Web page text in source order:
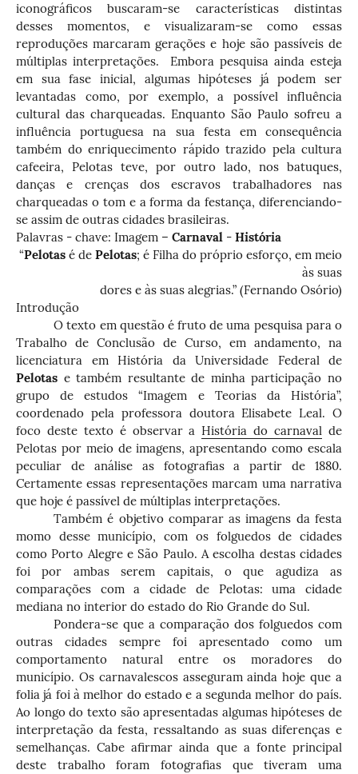
iconográficos buscaram-se características distintas
desses momentos, e visualizaram-se como essas
reproduções marcaram gerações e hoje são passíveis de
múltiplas interpretações. Embora pesquisa ainda esteja
em sua fase inicial, algumas hipóteses já podem ser
levantadas como, por exemplo, a possível influência
cultural das charqueadas. Enquanto São Paulo sofreu a
influência portuguesa na sua festa em consequência
também do enriquecimento rápido trazido pela cultura
cafeeira, Pelotas teve, por outro lado, nos batuques,
danças e crenças dos escravos trabalhadores nas
charqueadas o tom e a forma da festança, diferenciando-
se assim de outras cidades brasileiras.
Palavras - chave: Imagem – Carnaval - História
“Pelotas é de Pelotas; é Filha do próprio esforço, em meio
às suas
dores e às suas alegrias.” (Fernando Osório)
Introdução
O texto em questão é fruto de uma pesquisa para o
Trabalho de Conclusão de Curso, em andamento, na
licenciatura em História da Universidade Federal de
Pelotas e também resultante de minha participação no
grupo de estudos “Imagem e Teorias da História”,
coordenado pela professora doutora Elisabete Leal. O
foco deste texto é observar aHistória do carnaval de
Pelotas por meio de imagens, apresentando como escala
peculiar de análise as fotografias a partir de 1880.
Certamente essas representações marcam uma narrativa
que hoje é passível de múltiplas interpretações.
Também é objetivo comparar as imagens da festa
momo desse município, com os folguedos de cidades
como Porto Alegre e São Paulo. A escolha destas cidades
foi por ambas serem capitais, o que agudiza as
comparações com a cidade de Pelotas: uma cidade
mediana no interior do estado do Rio Grande do Sul.
Pondera-se que a comparação dos folguedos com
outras cidades sempre foi apresentado como um
comportamento natural entre os moradores do
município. Os carnavalescos asseguram ainda hoje que a
folia já foi à melhor do estado e a segunda melhor do país.
Ao longo do texto são apresentadas algumas hipóteses de
interpretação da festa, ressaltando as suas diferenças e
semelhanças. Cabe afirmar ainda que a fonte principal
deste trabalho foram fotografias que tiveram uma